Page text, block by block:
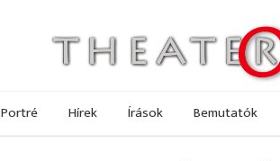
Portré Hírek Írások Bemutatók